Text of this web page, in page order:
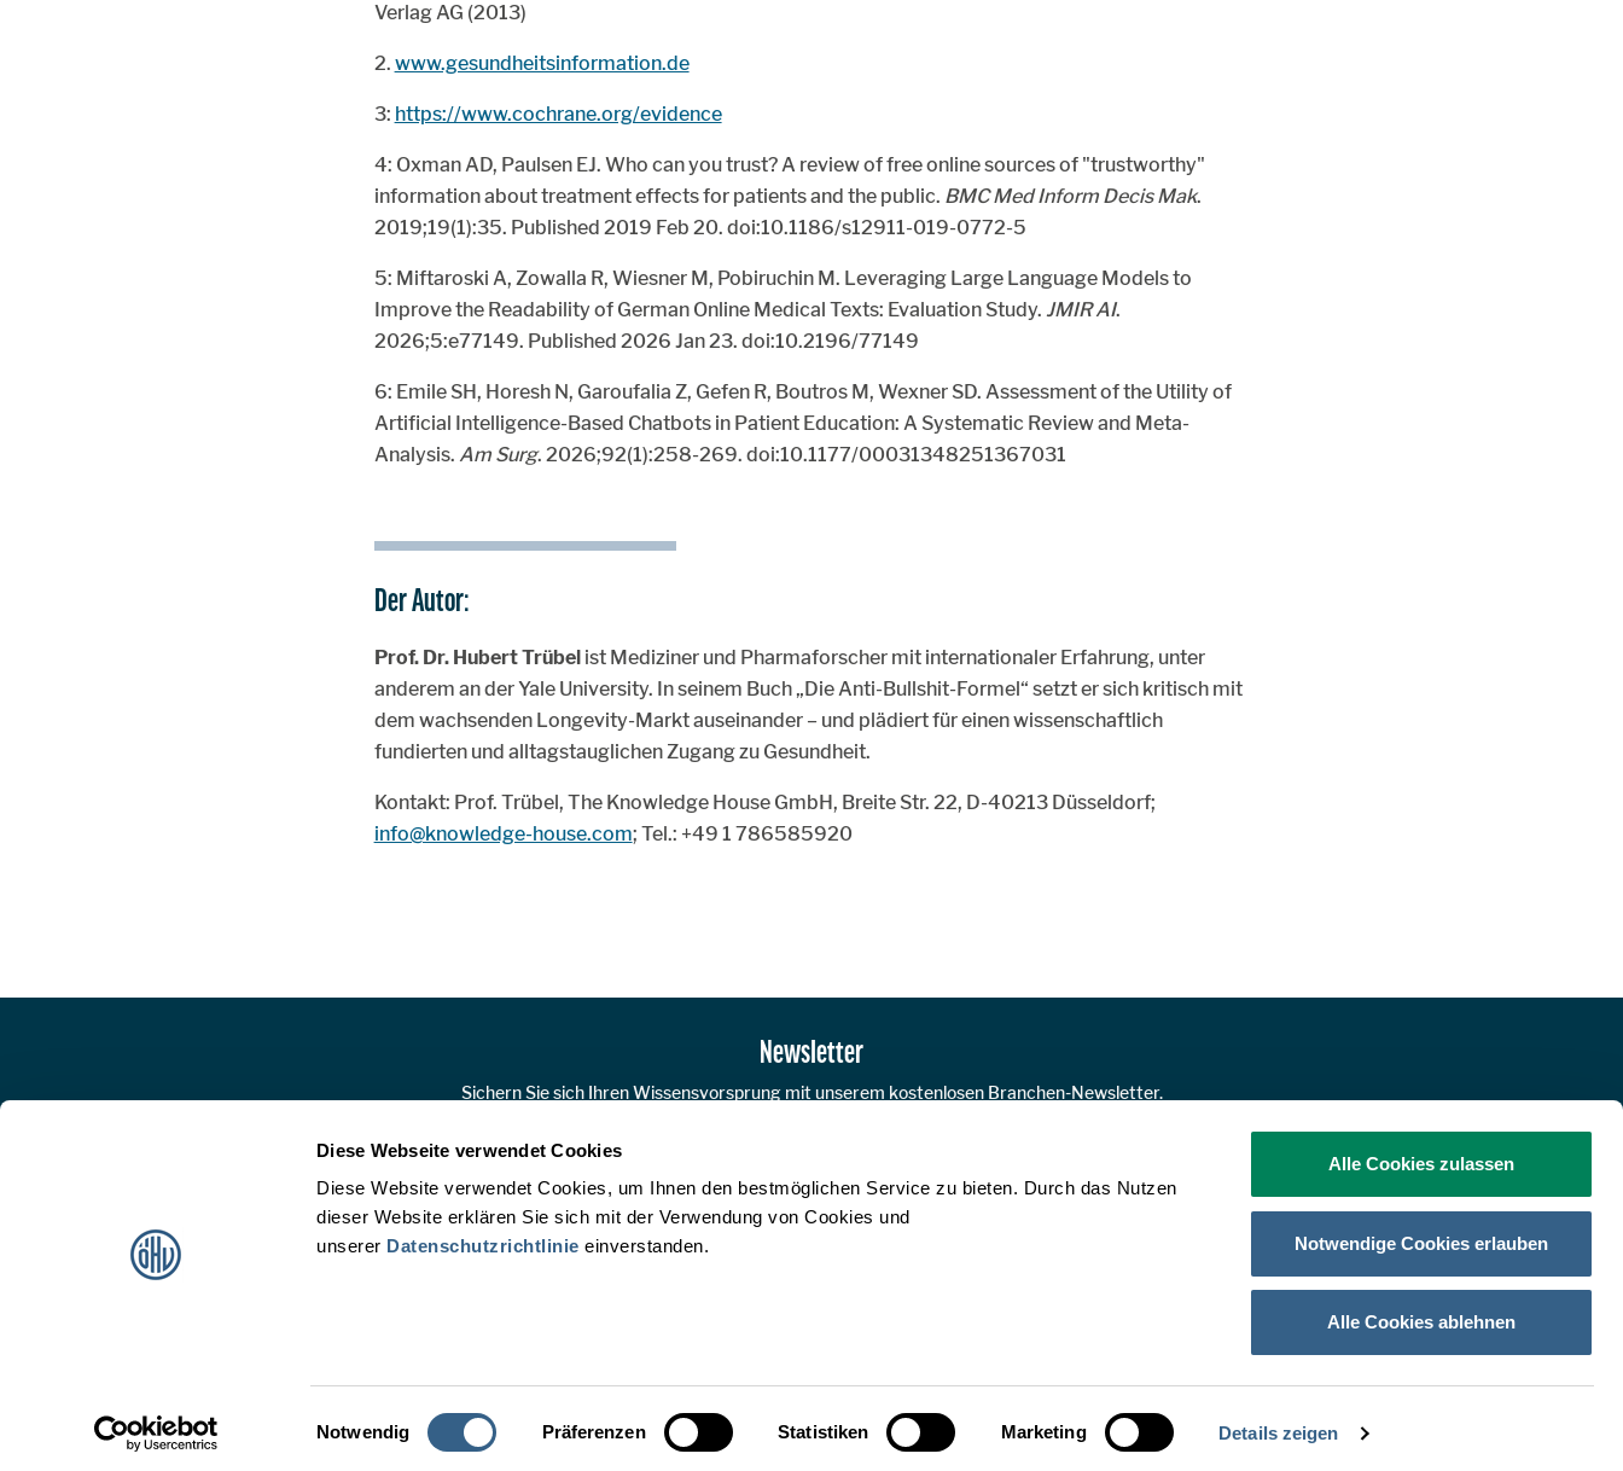
Diese Webseite verwendet Cookies
Diese Website verwendet Cookies, um Ihnen den bestmöglichen Service zu bieten. Durch das Nutzen
dieser Website erklären Sie sich mit der Verwendung von Cookies und
unserer Datenschutzrichtlinie einverstanden.
Einwilligungsauswahl
Notwendig Präferenzen Statistiken Marketing Details zeigen
Alle Cookies zulassen
Notwendige Cookies erlauben
Alle Cookies ablehnen
Verlag AG (2013)
2. www.gesundheitsinformation.de
3: https://www.cochrane.org/evidence
4: Oxman AD, Paulsen EJ. Who can you trust? A review of free online sources of "trustworthy"
information about treatment effects for patients and the public. BMC Med Inform Decis Mak.
2019;19(1):35. Published 2019 Feb 20. doi:10.1186/s12911-019-0772-5
5: Miftaroski A, Zowalla R, Wiesner M, Pobiruchin M. Leveraging Large Language Models to
Improve the Readability of German Online Medical Texts: Evaluation Study. JMIR AI.
2026;5:e77149. Published 2026 Jan 23. doi:10.2196/77149
6: Emile SH, Horesh N, Garoufalia Z, Gefen R, Boutros M, Wexner SD. Assessment of the Utility of
Artificial Intelligence-Based Chatbots in Patient Education: A Systematic Review and Meta-
Analysis. Am Surg. 2026;92(1):258-269. doi:10.1177/00031348251367031
Der Autor:
Prof. Dr. Hubert Trübelist Mediziner und Pharmaforscher mit internationaler Erfahrung, unter
anderem an der Yale University. In seinem Buch „Die Anti-Bullshit-Formel“ setzt er sich kritisch mit
dem wachsenden Longevity-Markt auseinander – und plädiert für einen wissenschaftlich
fundierten und alltagstauglichen Zugang zu Gesundheit.
Kontakt: Prof. Trübel, The Knowledge House GmbH, Breite Str. 22, D-40213 Düsseldorf;
info@knowledge-house.com; Tel.: +49 1 786585920
Newsletter
Sichern Sie sich Ihren Wissensvorsprung mit unserem kostenlosen Branchen-Newsletter.
Österreichische Hotelvereinigung
Impressum Datenschutz Kontakt © 2026 Österreichische Hotelvereinigung